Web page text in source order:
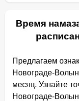
Время
Предлагаем
Новограде-
месяц. Узнайте
Новограде-